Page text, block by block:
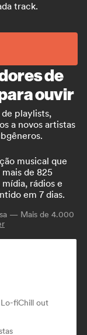
track.
de
ouvir
playlists,
a novos artistas
musical que
de 825
rádios e
em 7 dias.
— Mais de 4.000
fiChill out